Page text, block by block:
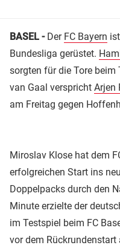
BASEL - Der FC Bayern
Bundesliga gerüstet.
sorgten für die Tore beim
van Gaal verspricht Arjen
am Freitag gegen
Miroslav Klose hat dem
erfolgreichen Start ins
Doppelpacks durch den
Minute erzielte der
im Testspiel beim FC
vor dem Rückrundenstart